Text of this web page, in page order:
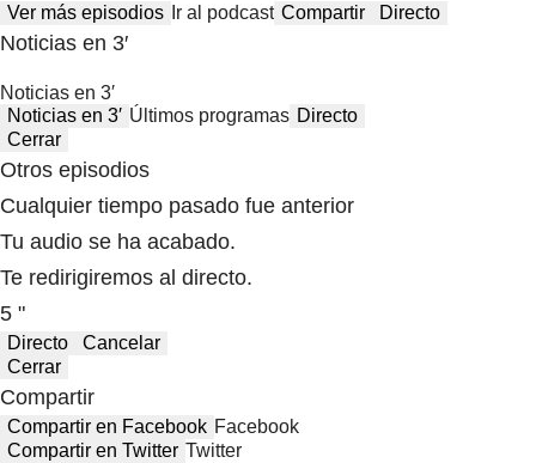
Ver más episodios Ir al podcast Compartir Directo
Noticias en 3′
Noticias en 3′
Noticias en 3′ Últimos programas Directo
Cerrar
Otros episodios
Cualquier tiempo pasado fue anterior
Tu audio se ha acabado.
Te redirigiremos al directo.
5 "
Directo
Cancelar
Cerrar
Compartir
Compartir en Facebook Facebook
Compartir en Twitter Twitter